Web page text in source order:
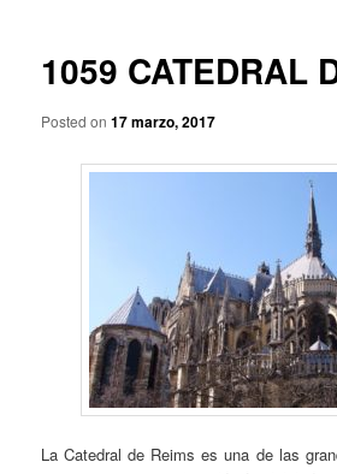
e
g
e
e
n
t
r
a
d
s
1059 CATEDRAL
Posted on17 marzo, 2017
La Catedral de Reims es una de las